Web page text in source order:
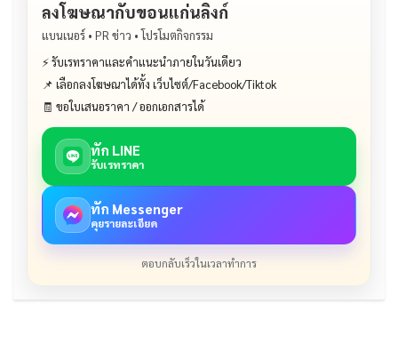
ลงโฆษณากับขอนแก่นลิงก์
แบนเนอร์ • PR ข่าว • โปรโมตกิจกรรม
⚡ รับเรทราคาและคำแนะนำภายในวันเดียว
📌 เลือกลงโฆษณาได้ทั้ง เว็บไซต์/Facebook/Tiktok
🧾 ขอใบเสนอราคา / ออกเอกสารได้
ทัก LINE
รับเรทราคา
ทัก Messenger
คุยรายละเอียด
ตอบกลับเร็วในเวลาทำการ